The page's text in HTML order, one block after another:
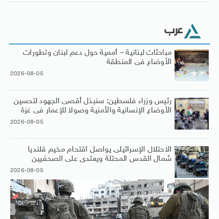
عرب
مباحثات لبنانية – أممية حول دعم لبنان وتطورات
الأوضاع فى المنطقة
2026-08-05
رئيس وزراء فلسطين: سنبذل أقصى الجهود لتحسين
الأوضاع الإنسانية والأمنية وصولا للإعمار فى غزة
2026-08-05
الاحتلال الإسرائيلى يواصل اقتحام مخيم قلنديا
شمال القدس المحتلة ويعتدى على الصحفيين
2026-08-05